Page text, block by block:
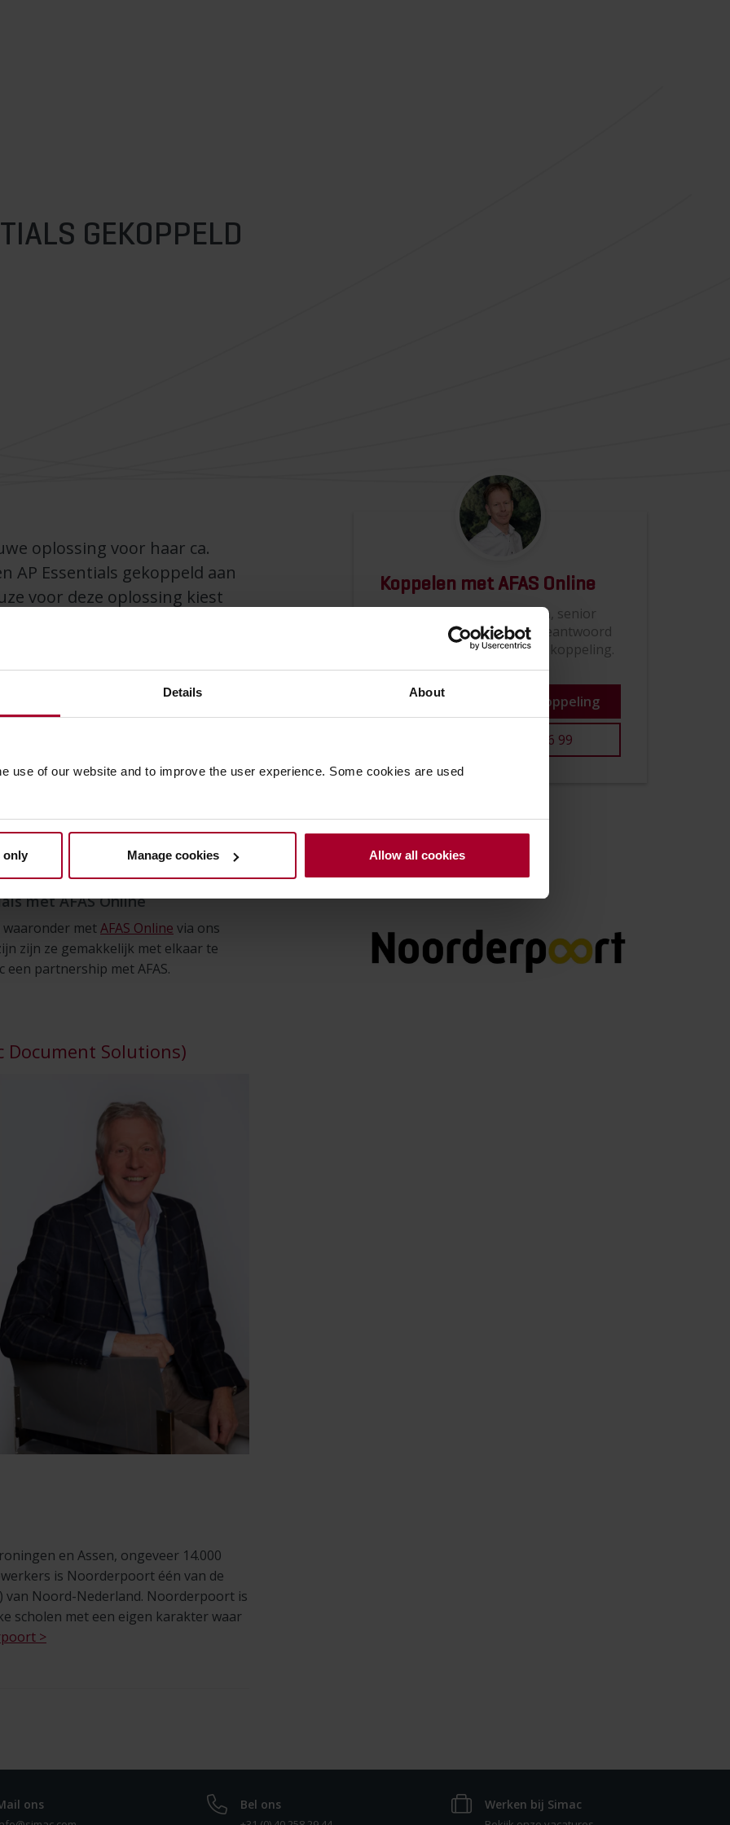
Details About
use of our website and to improve the user experience. Some cookies are used
only Manage cookies Allow all cookies
GEKOPPELD
oplossing voor haar ca.
AP Essentials gekoppeld aan
voor deze oplossing kiest
Solutions voor de
dat elke maand automatisch
profiteert Noorderpoort bij
en ervaringen van het systeem via
facturen van zijn verwerkt (de
Document Solutions de verificatie
nieuwe systemen neemt
over.
met AFAS Online
waaronder metAFAS Online via ons
zijn ze gemakkelijk met elkaar te
een partnership met AFAS.
Document Solutions)
en Assen, ongeveer 14.000
is Noorderpoort één van de
van Noord-Nederland. Noorderpoort is
scholen met een eigen karakter waar
>
Koppelen met AFAS Online
Mijn naam is René Buursma, senior
consultant bij Simac en ik beantwoord
graag uw vragen over deze koppeling.
Lees meer over deze koppeling
+31 (0)318 64 96 99
ons Bel ons Werken bij Simac